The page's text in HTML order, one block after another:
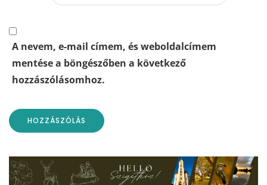
A nevem, e-mail címem, és weboldalcímem
mentése a böngészőben a következő
hozzászólásomhoz.